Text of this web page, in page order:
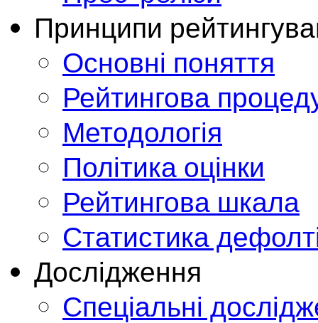
Принципи
Основні поняття
Рейтингова
Методологія
Політика оцінки
Рейтингова шкала
Статистика
Дослідження
Спеціальні